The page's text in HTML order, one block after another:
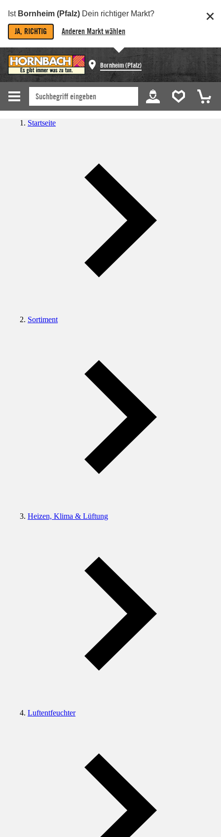
Ist Bornheim (Pfalz) Dein richtiger Markt?
JA, RICHTIG Anderen Markt wählen
Bornheim (Pfalz)
Startseite
Sortiment
Heizen, Klima & Lüftung
Luftentfeuchter